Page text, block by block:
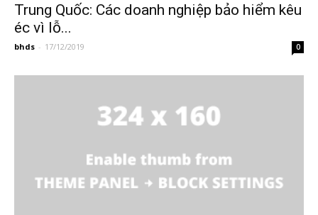
Trung Quốc: Các doanh nghiệp bảo hiểm kêu
éc vì lỗ...
bhds - 17/12/2019 0